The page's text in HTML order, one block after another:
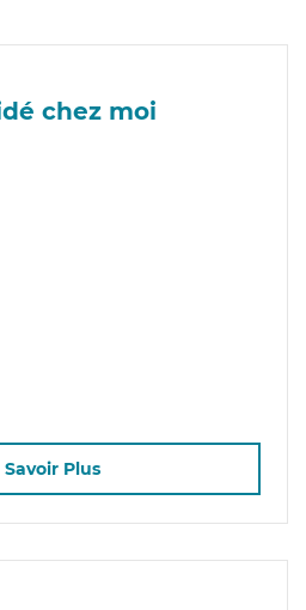
chez moi
Savoir Plus